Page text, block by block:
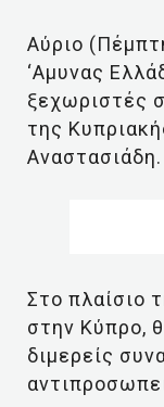
Αύριο
‘Αμυνας
ξεχωριστές
της
Αναστασιάδη.
Στο πλαίσιο
στην Κύπρο,
διμερείς